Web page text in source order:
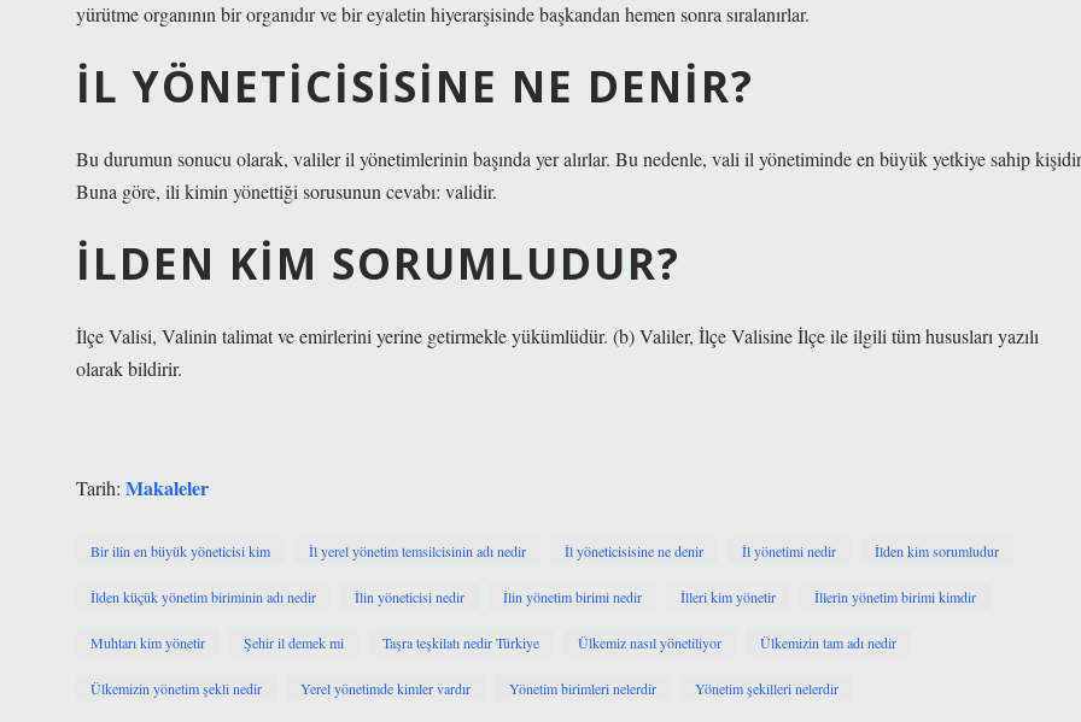
yürütme organının bir organıdır ve bir eyaletin hiyerarşisinde başkandan hemen sonra sıralanırlar.
İL YÖNETICISISINE NE DENIR?
Bu durumun sonucu olarak, valiler il yönetimlerinin başında yer alırlar. Bu nedenle, vali il yönetiminde en büyük yetkiye sahip
Buna göre, ili kimin yönettiği sorusunun cevabı: validir.
İLDEN KIM SORUMLUDUR?
İlçe Valisi, Valinin talimat ve emirlerini yerine getirmekle yükümlüdür. (b) Valiler, İlçe Valisine İlçe ile ilgili tüm hususları yazılı
olarak bildirir.
Tarih: Makaleler
Bir ilin en büyük yöneticisi kim İl yerel yönetim temsilcisinin adı nedir İl yöneticisisine ne denir İl yönetimi nedir İlden kim sorumludur
İlden küçük yönetim biriminin adı nedir İlin yöneticisi nedir İlin yönetim birimi nedir İlleri kim yönetir İllerin yönetim birimi kimdir
Muhtarı kim yönetir Şehir il demek mi Taşra teşkilatı nedir Türkiye Ülkemiz nasıl yönetiliyor Ülkemizin tam adı nedir
Ülkemizin yönetim şekli nedir Yerel yönetimde kimler vardır Yönetim birimleri nelerdir Yönetim şekilleri nelerdir